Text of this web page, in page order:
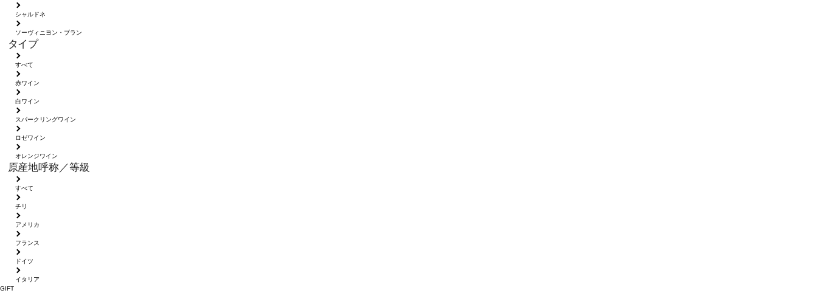
シャルドネ
ソーヴィニヨン・ブラン
タイプ
すべて
赤ワイン
白ワイン
スパークリングワイン
ロゼワイン
オレンジワイン
原産地呼称／等級
すべて
チリ
アメリカ
フランス
ドイツ
イタリア
GIFT